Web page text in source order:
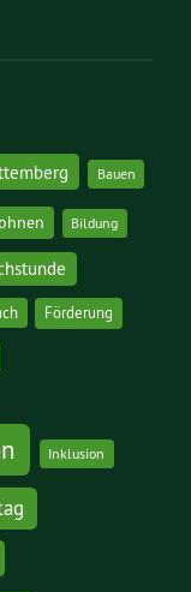
Bauen
Bildung
Förderung
Inklusion